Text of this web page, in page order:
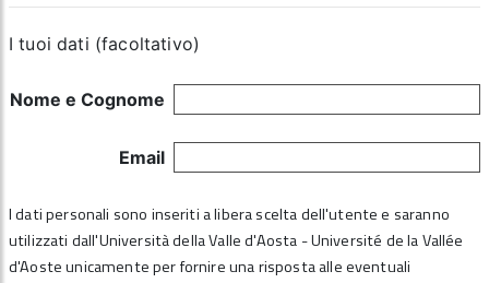
I tuoi dati (facoltativo)
Nome e Cognome
Email
I dati personali sono inseriti a libera scelta dell'utente e saranno
utilizzati dall'Università della Valle d'Aosta - Université de la Vallée
d'Aoste unicamente per fornire una risposta alle eventuali